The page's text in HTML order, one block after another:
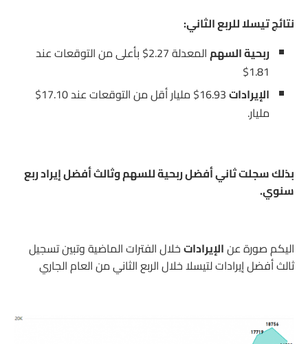
نتائج تيسلا للربع الثاني:
ربحية السهم
المعدلة 2.27$ بأعلى من التوقعات عند
1.81$
الإيرادات
16.93$ مليار أقل من التوقعات عند 17.10$
مليار.
بذلك سجلت ثاني أفضل ربحية للسهم وثالث أفضل إيراد ربع
سنوي.
اليكم صورة عنالإيراداتخلال الفترات الماضية وتبين تسجيل
ثالث أفضل إيرادات لتيسلا خلال الربع الثاني من العام الجاري